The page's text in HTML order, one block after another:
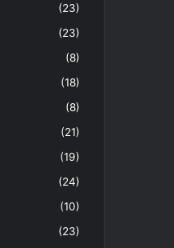
(23)
(23)
(8)
(18)
(8)
(21)
(19)
(24)
(10)
(23)